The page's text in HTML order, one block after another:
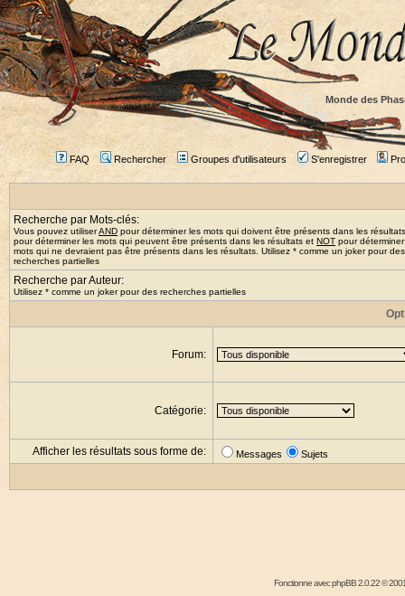
Monde des
FAQ Rechercher Groupes d'utilisateurs S'enregistrer
Recherche par Mots-clés:
Vous pouvez utiliserAND pour déterminer les mots qui doivent être présents dans les
pour déterminer les mots qui peuvent être présents dans les résultats et NOT pour
mots qui ne devraient pas être présents dans les résultats. Utilisez * comme un joker pour des
recherches partielles
Recherche par Auteur:
Utilisez * comme un joker pour des recherches partielles
Forum:
Catégorie:
Afficher les résultats sous forme de: Messages Sujets
Fonctionne avecphpBB2.0.22 ©